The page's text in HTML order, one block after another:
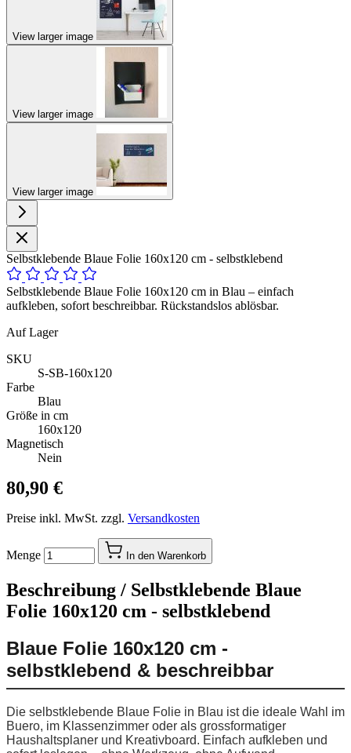
View larger image
View larger image
View larger image
Selbstklebende Blaue Folie 160x120 cm - selbstklebend
Selbstklebende Blaue Folie 160x120 cm in Blau – einfach
aufkleben, sofort beschreibbar. Rückstandslos ablösbar.
Auf Lager
SKU
S-SB-160x120
Farbe
Blau
Größe in cm
160x120
Magnetisch
Nein
80,90 €
Preise inkl. MwSt. zzgl. Versandkosten
Menge In den Warenkorb
Beschreibung / Selbstklebende Blaue
Folie 160x120 cm - selbstklebend
Blaue Folie 160x120 cm -
selbstklebend & beschreibbar
Die selbstklebende Blaue Folie in Blau ist die ideale Wahl im
Buero, im Klassenzimmer oder als grossformatiger
Haushaltsplaner und Kreativboard. Einfach aufkleben und